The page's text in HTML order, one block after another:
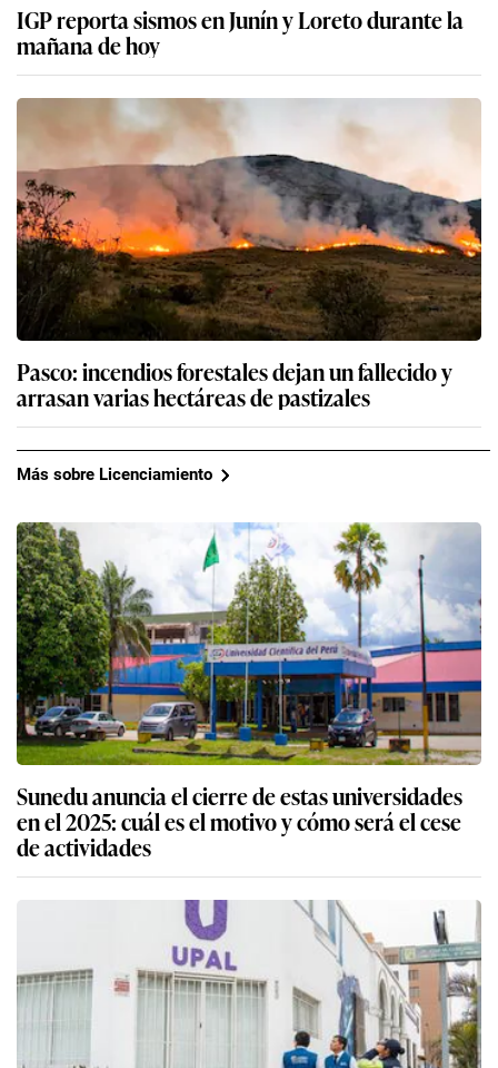
IGP reporta sismos en Junín y Loreto durante la
mañana de hoy
Pasco: incendios forestales dejan un fallecido y
arrasan varias hectáreas de pastizales
Más sobre Licenciamiento
Sunedu anuncia el cierre de estas universidades
en el 2025: cuál es el motivo y cómo será el cese
de actividades